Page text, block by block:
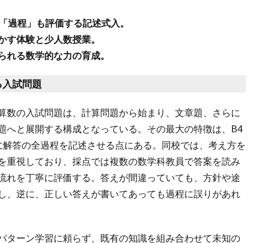
程」も評価する記述式入。
体験と少人数授業。
る数学的な力の育成。
試問題
の入試問題は、計算問題から始まり、文章題、さらに
へと展開する構成となっている。その最大の特徴は、B4
答の全過程を記述させる点にある。同校では、考え方を
重視しており、採点では複数の数学科教員で答案を読み
れを丁寧に評価する。答えが間違っていても、方針や途
、逆に、正しい答えが書いてあっても過程に誤りがあれ
ターン学習に頼らず、既有の知識を組み合わせて未知の